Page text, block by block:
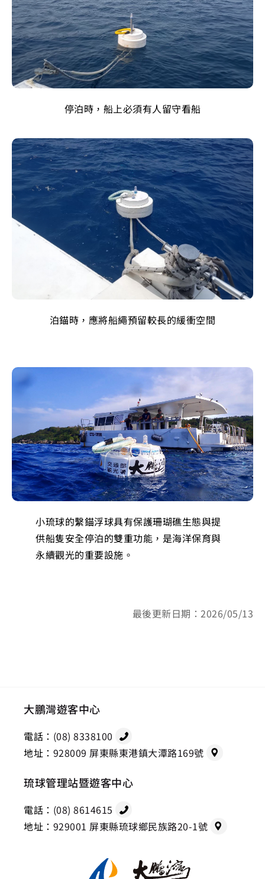
停泊時，船上必須有人留守看船
泊錨時，應將船繩預留較長的緩衝空間
小琉球的繫錨浮球具有保護珊瑚礁生態與提
供船隻安全停泊的雙重功能，是海洋保育與
永續觀光的重要設施。
最後更新日期：2026/05/13
大鵬灣遊客中心
電話： (08) 8338100
地址： 928009 屏東縣東港鎮大潭路169號
琉球管理站暨遊客中心
電話： (08) 8614615
地址： 929001 屏東縣琉球鄉民族路20-1號